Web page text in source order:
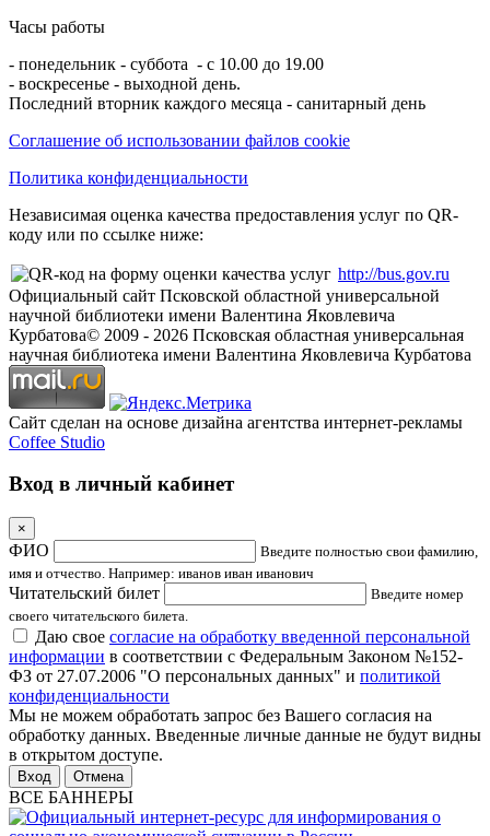
Часы работы
- понедельник - суббота - с 10.00 до 19.00
- воскресенье - выходной день.
Последний вторник каждого месяца - санитарный день
Соглашение об использовании файлов cookie
Политика конфиденциальности
Независимая оценка качества предоставления услуг по QR-
коду или по ссылке ниже:
http://bus.gov.ru
Официальный сайт Псковской областной универсальной
научной библиотеки имени Валентина Яковлевича
Курбатова© 2009 - 2026 Псковская областная универсальная
научная библиотека имени Валентина Яковлевича Курбатова
Сайт сделан на основе дизайна агентства интернет-рекламы
Coffee Studio
Вход в личный кабинет
×
ФИО
Введите полностью свои фамилию,
имя и отчество. Например: иванов иван иванович
Читательский билет
Введите номер
своего читательского билета.
Даю свое согласие на обработку введенной персональной
информации в соответствии с Федеральным Законом №152-
ФЗ от 27.07.2006 "О персональных данных" и политикой
конфиденциальности
Мы не можем обработать запрос без Вашего согласия на
обработку данных. Введенные личные данные не будут видны
в открытом доступе.
Отмена
ВСЕ БАННЕРЫ